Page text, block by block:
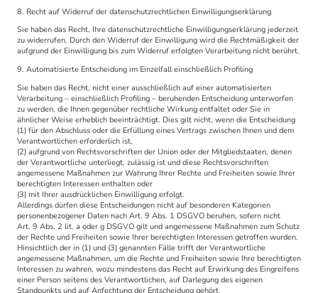
8. Recht auf Widerruf der datenschutzrechtlichen Einwilligungserklärung
Sie haben das Recht, Ihre datenschutzrechtliche Einwilligungserklärung jederzeit
zu widerrufen. Durch den Widerruf der Einwilligung wird die Rechtmäßigkeit der
aufgrund der Einwilligung bis zum Widerruf erfolgten Verarbeitung nicht berührt.
9. Automatisierte Entscheidung im Einzelfall einschließlich Profiling
Sie haben das Recht, nicht einer ausschließlich auf einer automatisierten
Verarbeitung – einschließlich Profiling – beruhenden Entscheidung unterworfen
zu werden, die Ihnen gegenüber rechtliche Wirkung entfaltet oder Sie in
ähnlicher Weise erheblich beeinträchtigt. Dies gilt nicht, wenn die Entscheidung
(1) für den Abschluss oder die Erfüllung eines Vertrags zwischen Ihnen und dem
Verantwortlichen erforderlich ist,
(2) aufgrund von Rechtsvorschriften der Union oder der Mitgliedstaaten, denen
der Verantwortliche unterliegt, zulässig ist und diese Rechtsvorschriften
angemessene Maßnahmen zur Wahrung Ihrer Rechte und Freiheiten sowie Ihrer
berechtigten Interessen enthalten oder
(3) mit Ihrer ausdrücklichen Einwilligung erfolgt.
Allerdings dürfen diese Entscheidungen nicht auf besonderen Kategorien
personenbezogener Daten nach Art. 9 Abs. 1 DSGVO beruhen, sofern nicht
Art. 9 Abs. 2 lit. a oder g DSGVO gilt und angemessene Maßnahmen zum Schutz
der Rechte und Freiheiten sowie Ihrer berechtigten Interessen getroffen wurden.
Hinsichtlich der in (1) und (3) genannten Fälle trifft der Verantwortliche
angemessene Maßnahmen, um die Rechte und Freiheiten sowie Ihre berechtigten
Interessen zu wahren, wozu mindestens das Recht auf Erwirkung des Eingreifens
einer Person seitens des Verantwortlichen, auf Darlegung des eigenen
Standpunkts und auf Anfechtung der Entscheidung gehört.